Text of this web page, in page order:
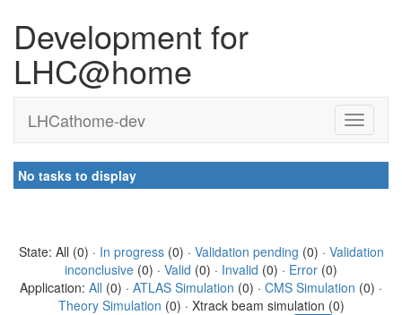
Development for
LHC@home
LHCathome-dev
No tasks to display
State: All (0) · In progress(0) · Validation pending (0) · Validation
inconclusive (0) · Valid (0) · Invalid (0) · Error (0)
Application: All (0) · ATLAS Simulation (0) · CMS Simulation (0) ·
Theory Simulation (0) · Xtrack beam simulation (0)